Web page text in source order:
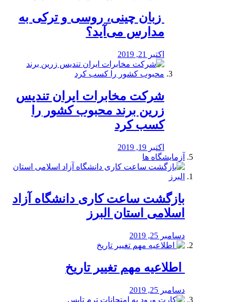
️ زبان چینی، روسی و ترکی به
مدارس می‌آید؟
اکتبر 21, 2019
شرکت مخابرات ایران تندیس
زرین برند محبوب کشور را
کسب کرد
اکتبر 19, 2019
آزمایشگاه ها
بازگشت ساعت کاری دانشگاه آزاد
اسلامی استان البرز
دسامبر 25, 2019
️ اطلاعیه مهم تغییر تاریخ
دسامبر 25, 2019